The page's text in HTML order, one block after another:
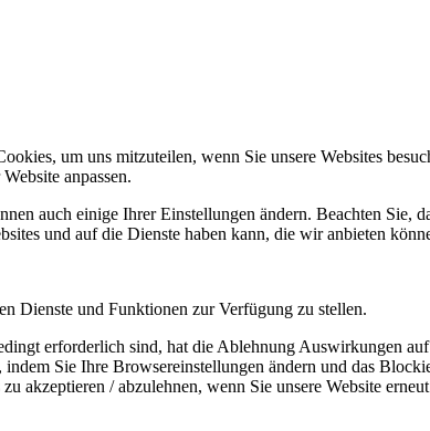
um uns mitzuteilen, wenn Sie unsere Websites
anpassen.
auch einige Ihrer Einstellungen ändern. Beachten Sie,
und auf die Dienste haben kann, die wir anbieten
Dienste und Funktionen zur Verfügung zu stellen.
erforderlich sind, hat die Ablehnung Auswirkungen
Sie Ihre Browsereinstellungen ändern und das
akzeptieren / abzulehnen, wenn Sie unsere Website erneut